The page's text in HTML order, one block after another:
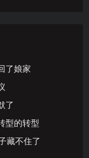
了娘家
了
型的转型
藏不住了